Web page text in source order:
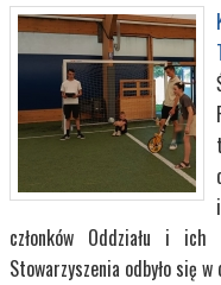
członków Oddziału i
Stowarzyszenia odbyło się